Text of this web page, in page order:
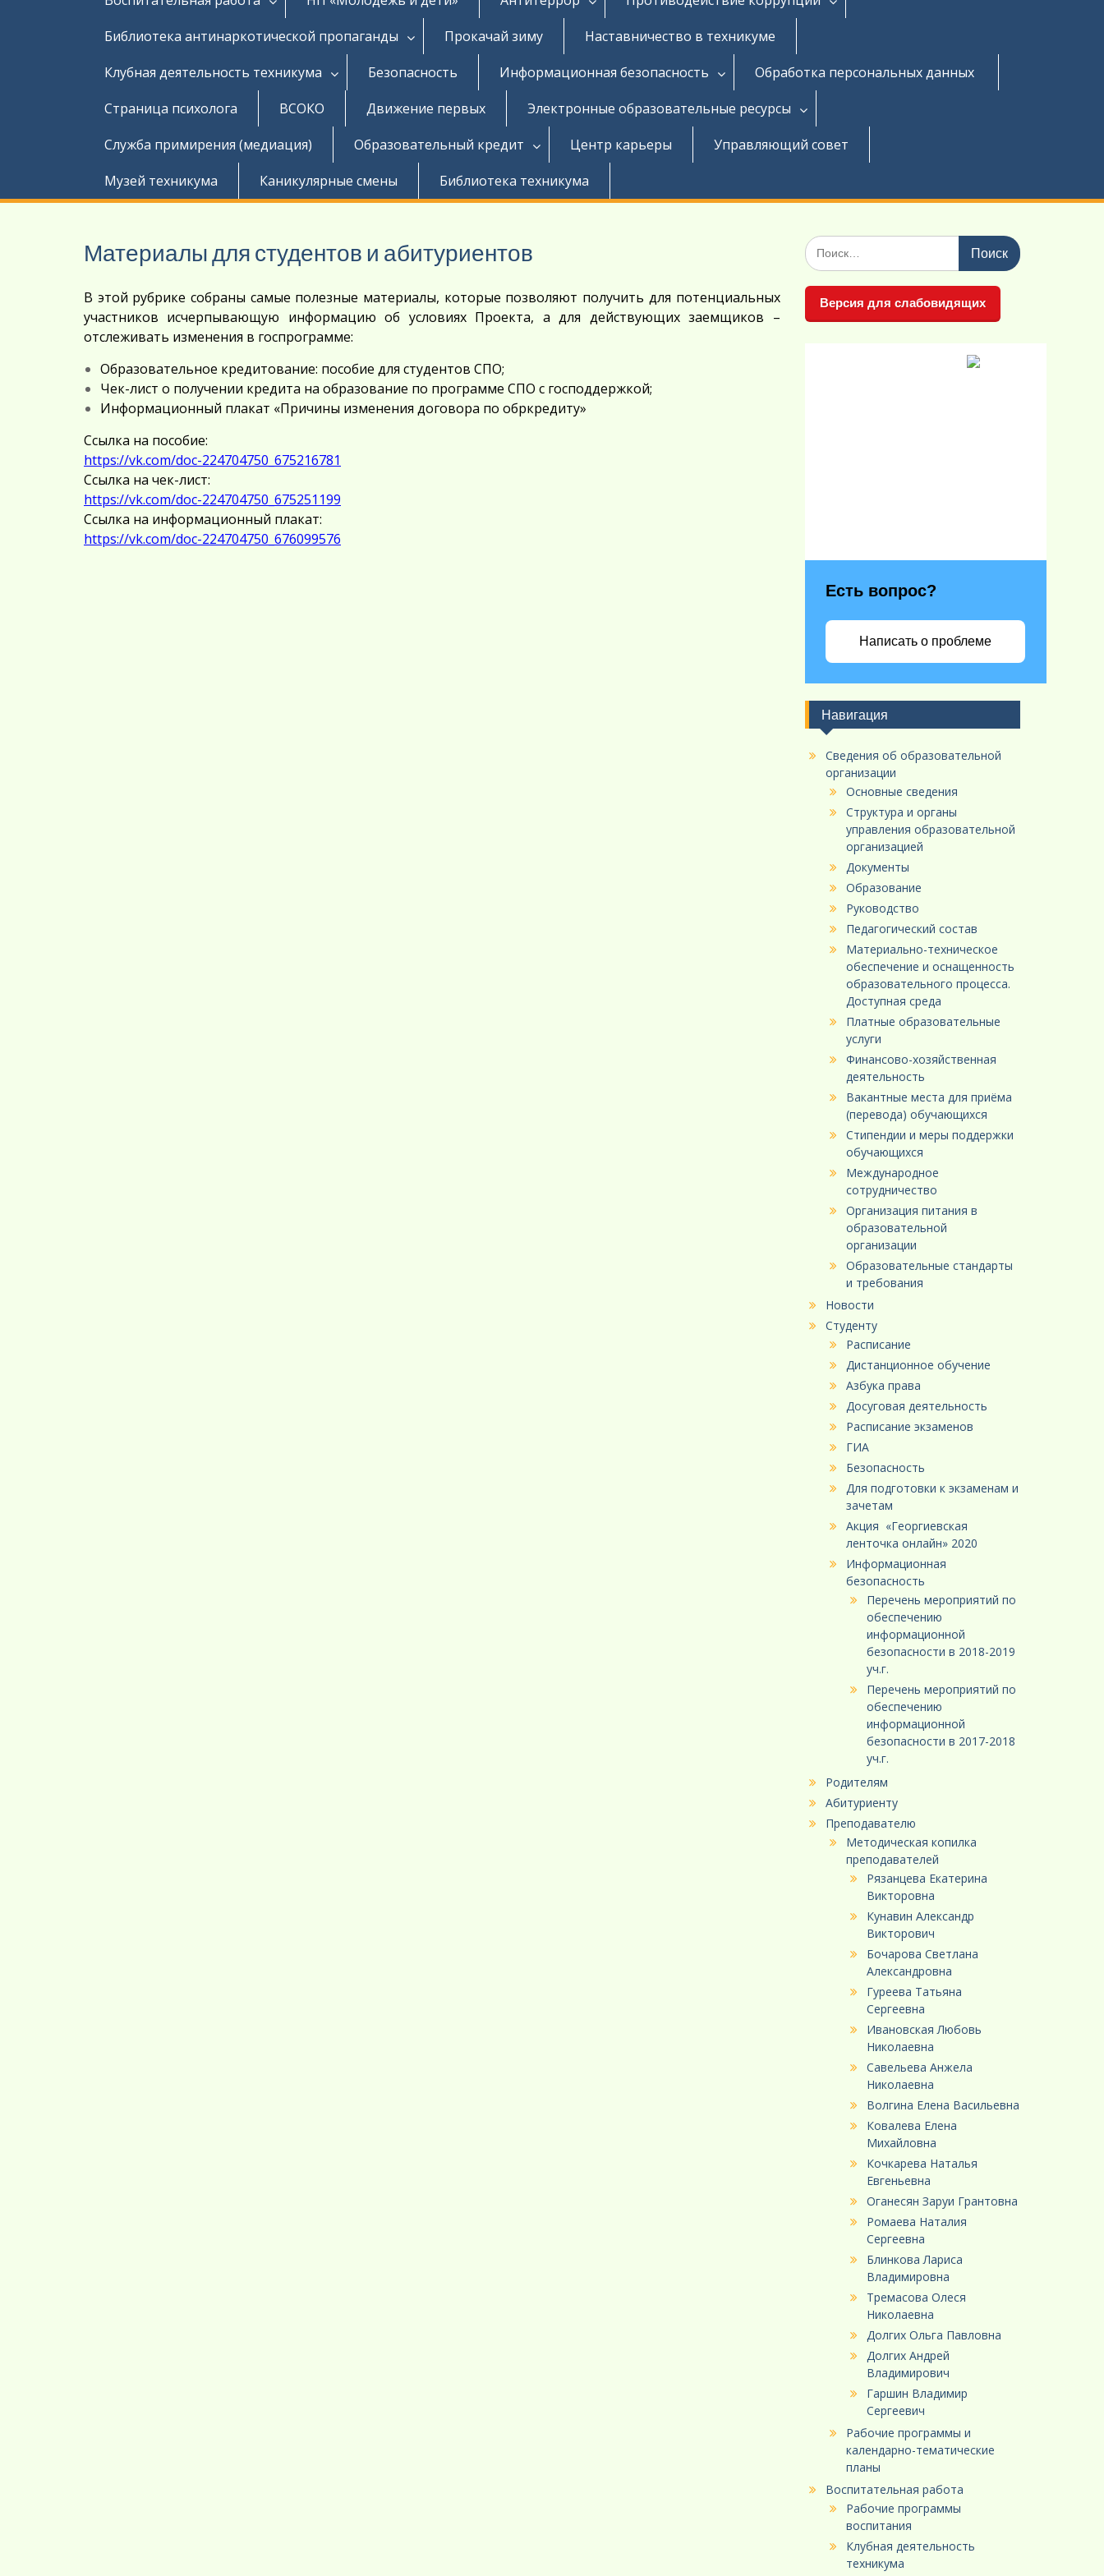
Библиотека антинаркотической пропаганды
Прокачай зиму
Наставничество в техникуме
Клубная деятельность техникума
Безопасность Информационная безопасность
Обработка персональных данных
Страница психолога
ВСОКО Движение первых
Электронные образовательные ресурсы
Служба примирения (медиация)
Образовательный кредит Центр карьеры
Управляющий совет
Музей техникума
Каникулярные смены Библиотека техникума
Материалы для студентов и абитуриентов
В этой рубрике собраны самые полезные материалы, которые позволяют получить для потенциальных
участников исчерпывающую информацию об условиях Проекта, а для действующих заемщиков –
отслеживать изменения в госпрограмме:
Образовательное кредитование: пособие для студентов СПО;
Чек-лист о получении кредита на образование по программе СПО с господдержкой;
Информационный плакат «Причины изменения договора по обркредиту»
Ссылка на пособие:
https://vk.com/doc-224704750_675216781
Ссылка на чек-лист:
https://vk.com/doc-224704750_675251199
Ссылка на информационный плакат:
https://vk.com/doc-224704750_676099576
Поиск
по:
Версия для слабовидящих
Есть вопрос?
Написать о проблеме
Навигация
Сведения об образовательной
организации
Основные сведения
Структура и органы
управления образовательной
организацией
Документы
Образование
Руководство
Педагогический состав
Материально-техническое
обеспечение и оснащенность
образовательного процесса.
Доступная среда
Платные образовательные
услуги
Финансово-хозяйственная
деятельность
Вакантные места для приёма
(перевода) обучающихся
Стипендии и меры поддержки
обучающихся
Международное
сотрудничество
Организация питания в
образовательной
организации
Образовательные стандарты
и требования
Новости
Студенту
Расписание
Дистанционное обучение
Азбука права
Досуговая деятельность
Расписание экзаменов
ГИА
Безопасность
Для подготовки к экзаменам и
зачетам
Акция «Георгиевская
ленточка онлайн» 2020
Информационная
безопасность
Перечень мероприятий по
обеспечению
информационной
безопасности в 2018-2019
уч.г.
Перечень мероприятий по
обеспечению
информационной
безопасности в 2017-2018
уч.г.
Родителям
Абитуриенту
Преподавателю
Методическая копилка
преподавателей
Рязанцева Екатерина
Викторовна
Кунавин Александр
Викторович
Бочарова Светлана
Александровна
Гуреева Татьяна
Сергеевна
Ивановская Любовь
Николаевна
Савельева Анжела
Николаевна
Волгина Елена Васильевна
Ковалева Елена
Михайловна
Кочкарева Наталья
Евгеньевна
Оганесян Заруи Грантовна
Ромаева Наталия
Сергеевна
Блинкова Лариса
Владимировна
Тремасова Олеся
Николаевна
Долгих Ольга Павловна
Долгих Андрей
Владимирович
Гаршин Владимир
Сергеевич
Рабочие программы и
календарно-тематические
планы
Воспитательная работа
Рабочие программы
воспитания
Клубная деятельность
техникума